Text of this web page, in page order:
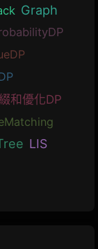
Graph
和優化DP
LIS